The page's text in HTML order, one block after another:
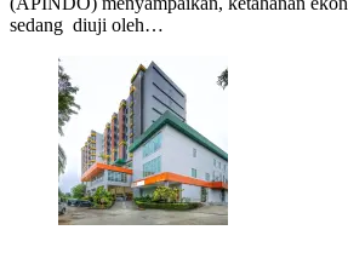
sedang diuji oleh…